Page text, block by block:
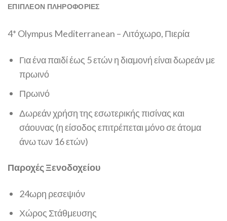
ΕΠΙΠΛΈΟΝ ΠΛΗΡΟΦΟΡΊΕΣ
4* Olympus Mediterranean – Λιτόχωρο, Πιερία
Για ένα παιδί έως 5 ετών η διαμονή είναι δωρεάν με
πρωινό
Πρωινό
Δωρεάν χρήση της εσωτερικής πισίνας και
σάουνας (η είσοδος επιτρέπεται μόνο σε άτομα
άνω των 16 ετών)
Παροχές Ξενοδοχείου
24ωρη ρεσεψιόν
Χώρος Στάθμευσης